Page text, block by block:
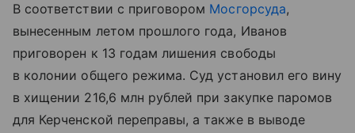
В соответствии с приговором Мосгорсуда,
вынесенным летом прошлого года, Иванов
приговорен к 13 годам лишения свободы
в колонии общего режима. Суд установил его вину
в хищении 216,6 млн рублей при закупке паромов
для Керченской переправы, а также в выводе